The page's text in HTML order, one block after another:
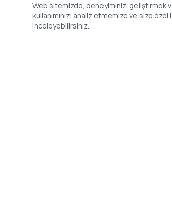
Web sitemizde, deneyiminizi geliştirmek
kullanımınızı analiz etmemize ve size
inceleyebilirsiniz.